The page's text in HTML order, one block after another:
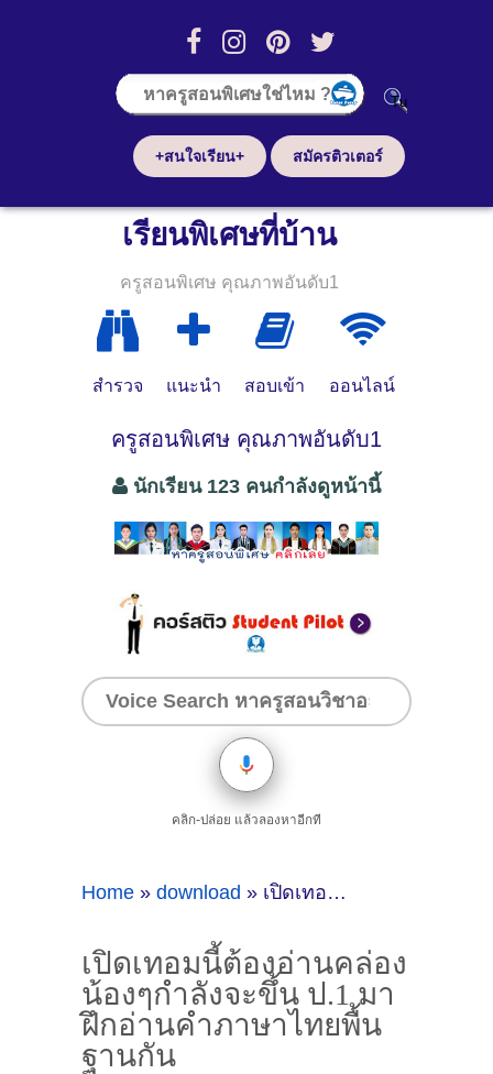
+สนใจเรียน+ สมัครติวเตอร์
เรียนพิเศษที่บ้าน
ครูสอนพิเศษ คุณภาพอันดับ1
สำรวจ แนะนำ สอบเข้า ออนไลน์
ครูสอนพิเศษ คุณภาพอันดับ1
นักเรียน 123 คนกำลังดูหน้านี้
คลิก-ปล่อย แล้วลองหาอีกที
Home » download » เปิดเทอมนี้ต้องอ่านคล่อง น้องๆกำลังจะขึ้น ป.1 มาฝึกอ่านคำภาษาไทยพื้นฐานกัน
เปิดเทอมนี้ต้องอ่านคล่อง
น้องๆกำลังจะขึ้น ป.1 มา
ฝึกอ่านคำภาษาไทยพื้น
ฐานกัน